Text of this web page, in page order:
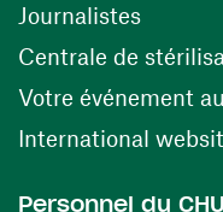
Journalistes
Centrale de
Votre événement
International
Personnel du